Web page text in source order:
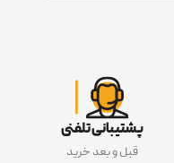
پشتیبانی تلفنی
قبل و بعد خرید